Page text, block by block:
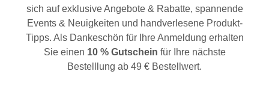
sich auf exklusive Angebote & Rabatte, spannende
Events & Neuigkeiten und handverlesene Produkt-
Tipps. Als Dankeschön für Ihre Anmeldung erhalten
Sie einen 10 % Gutschein für Ihre nächste
Bestelllung ab 49 € Bestellwert.